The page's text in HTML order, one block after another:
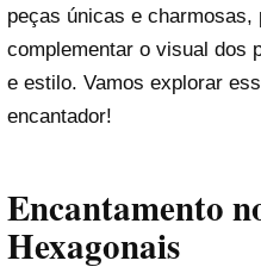
peças únicas e
complementar o visual dos
e estilo. Vamos explorar
encantador!
Encantamento
Hexagonais